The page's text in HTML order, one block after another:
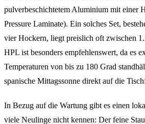
pulverbeschichtetem Aluminium mit einer
Pressure Laminate). Ein solches Set,
vier Hockern, liegt preislich oft zwischen
HPL ist besonders empfehlenswert, da es
Temperaturen von bis zu 180 Grad
spanische Mittagssonne direkt auf die
In Bezug auf die Wartung gibt es einen
viele Neulinge nicht kennen: Der feine